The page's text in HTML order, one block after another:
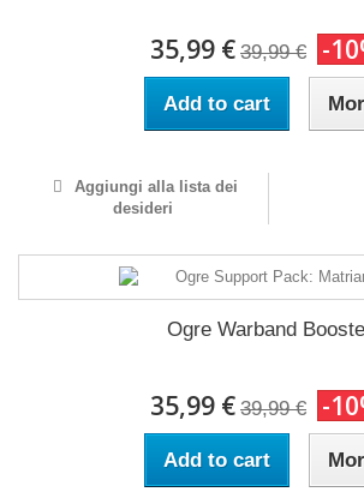
35,99 € 39,99 € -
Add to cart
Aggiungi alla lista dei
desideri
Ogre Warband
35,99 € 39,99 € -
Add to cart